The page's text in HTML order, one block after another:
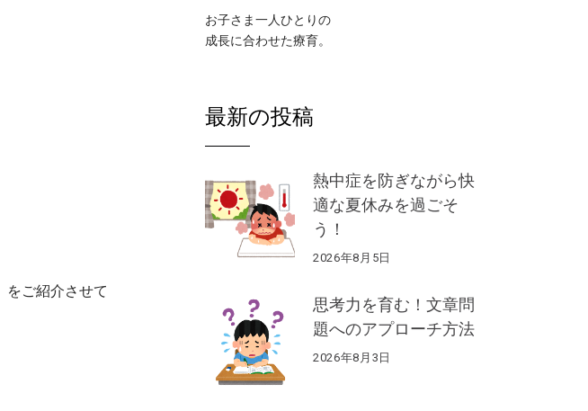
をご紹介させて
お子さま一人ひとりの
成長に合わせた療育。
最新の投稿
熱中症を防ぎながら快
適な夏休みを過ごそ
う！
2026年8月5日
思考力を育む！文章問
題へのアプローチ方法
2026年8月3日